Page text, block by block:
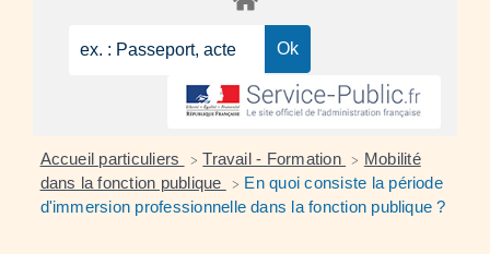
Accueil particuliers > Travail - Formation > Mobilité
dans la fonction publique
> En quoi consiste la période
d'immersion professionnelle dans la fonction publique ?